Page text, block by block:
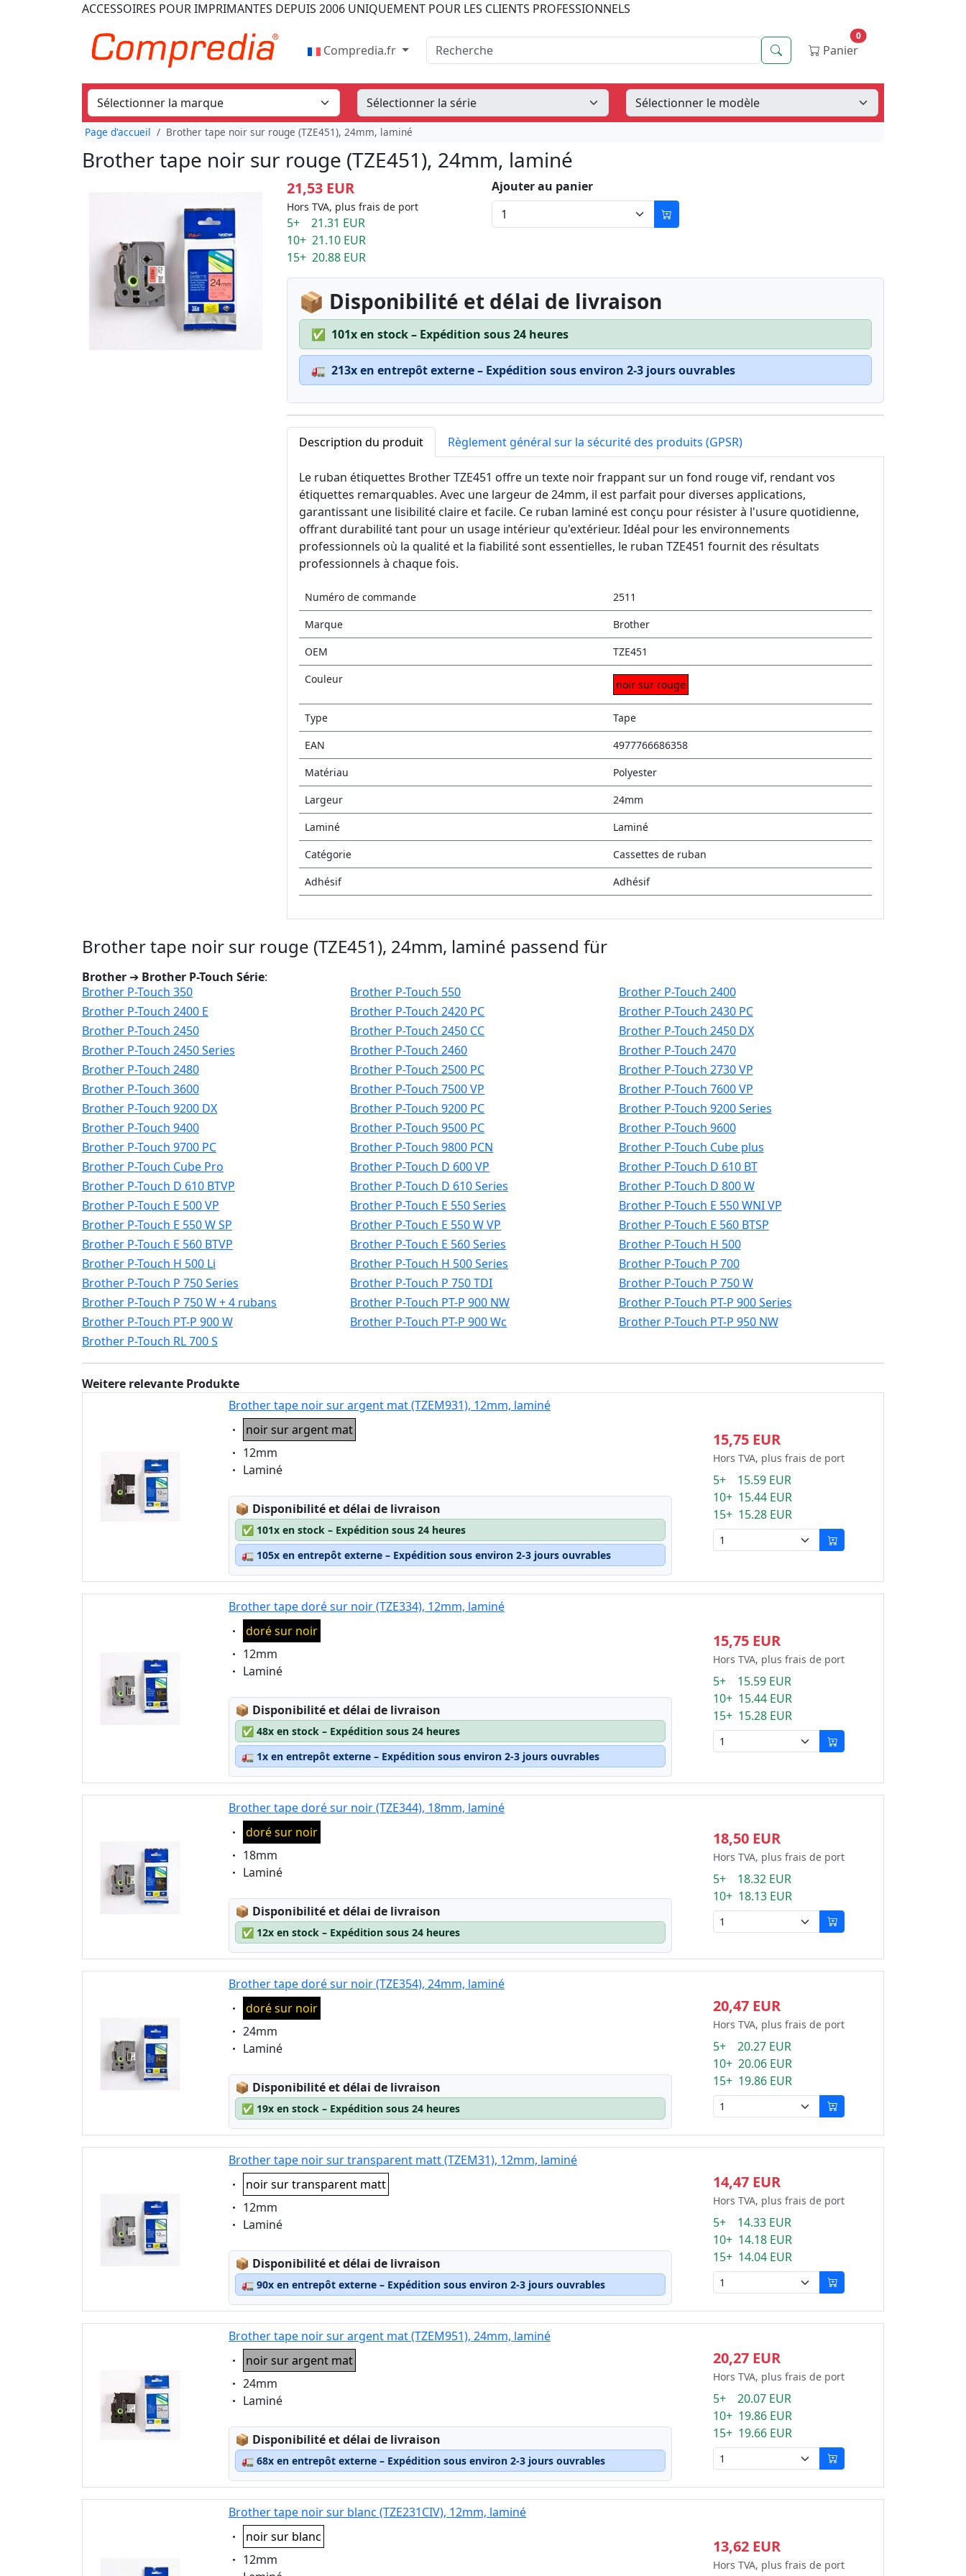
ACCESSOIRES POUR IMPRIMANTES DEPUIS 2006 UNIQUEMENT POUR LES CLIENTS PROFESSIONNELS
Compredia.fr Recherche RecherchePanier
0
Page d'accueil Brother tape noir sur rouge (TZE451), 24mm, laminé
Brother tape noir sur rouge (TZE451), 24mm, laminé
21,53 EUR
Hors TVA, plus frais de port
5+ 21.31 EUR
10+ 21.10 EUR
15+ 20.88 EUR
Ajouter au panier
📦 Disponibilité et délai de livraison
✅ 101x en stock – Expédition sous 24 heures
🚛 213x en entrepôt externe – Expédition sous environ 2-3 jours ouvrables
Description du produit Règlement général sur la sécurité des produits (GPSR)
Le ruban étiquettes Brother TZE451 offre un texte noir frappant sur un fond rouge vif, rendant vos
étiquettes remarquables. Avec une largeur de 24mm, il est parfait pour diverses applications,
garantissant une lisibilité claire et facile. Ce ruban laminé est conçu pour résister à l'usure quotidienne,
offrant durabilité tant pour un usage intérieur qu'extérieur. Idéal pour les environnements
professionnels où la qualité et la fiabilité sont essentielles, le ruban TZE451 fournit des résultats
professionnels à chaque fois.
Numéro de commande
2511
Marque
Brother
OEM
TZE451
Couleur
noir sur rouge
Type
Tape
EAN
4977766686358
Matériau
Polyester
Largeur
24mm
Laminé
Laminé
Catégorie
Cassettes de ruban
Adhésif
Adhésif
Brother tape noir sur rouge (TZE451), 24mm, laminé passend für
Brother ➔ Brother P-Touch Série:
Brother P-Touch 350
Brother P-Touch 550
Brother P-Touch 2400
Brother P-Touch 2400 E
Brother P-Touch 2420 PC
Brother P-Touch 2430 PC
Brother P-Touch 2450
Brother P-Touch 2450 CC
Brother P-Touch 2450 DX
Brother P-Touch 2450 Series
Brother P-Touch 2460
Brother P-Touch 2470
Brother P-Touch 2480
Brother P-Touch 2500 PC
Brother P-Touch 2730 VP
Brother P-Touch 3600
Brother P-Touch 7500 VP
Brother P-Touch 7600 VP
Brother P-Touch 9200 DX
Brother P-Touch 9200 PC
Brother P-Touch 9200 Series
Brother P-Touch 9400
Brother P-Touch 9500 PC
Brother P-Touch 9600
Brother P-Touch 9700 PC
Brother P-Touch 9800 PCN
Brother P-Touch Cube plus
Brother P-Touch Cube Pro
Brother P-Touch D 600 VP
Brother P-Touch D 610 BT
Brother P-Touch D 610 BTVP
Brother P-Touch D 610 Series
Brother P-Touch D 800 W
Brother P-Touch E 500 VP
Brother P-Touch E 550 Series
Brother P-Touch E 550 WNI VP
Brother P-Touch E 550 W SP
Brother P-Touch E 550 W VP
Brother P-Touch E 560 BTSP
Brother P-Touch E 560 BTVP
Brother P-Touch E 560 Series
Brother P-Touch H 500
Brother P-Touch H 500 Li
Brother P-Touch H 500 Series
Brother P-Touch P 700
Brother P-Touch P 750 Series
Brother P-Touch P 750 TDI
Brother P-Touch P 750 W
Brother P-Touch P 750 W + 4 rubans
Brother P-Touch PT-P 900 NW
Brother P-Touch PT-P 900 Series
Brother P-Touch PT-P 900 W
Brother P-Touch PT-P 900 Wc
Brother P-Touch PT-P 950 NW
Brother P-Touch RL 700 S
Weitere relevante Produkte
Brother tape noir sur argent mat (TZEM931), 12mm, laminé
Eigenschaft:
noir sur argent mat
Eigenschaft:
12mm
Eigenschaft:
Laminé
📦 Lagerstatus:
Disponibilité et délai de livraison
✅ 101x en stock – Expédition sous 24 heures
🚛 105x en entrepôt externe – Expédition sous environ 2-3 jours ouvrables
15,75 EUR
Hors TVA, plus frais de port
5+ 15.59 EUR
10+ 15.44 EUR
15+ 15.28 EUR
Brother tape doré sur noir (TZE334), 12mm, laminé
Eigenschaft:
doré sur noir
Eigenschaft:
12mm
Eigenschaft:
Laminé
📦 Lagerstatus:
Disponibilité et délai de livraison
✅ 48x en stock – Expédition sous 24 heures
🚛 1x en entrepôt externe – Expédition sous environ 2-3 jours ouvrables
15,75 EUR
Hors TVA, plus frais de port
5+ 15.59 EUR
10+ 15.44 EUR
15+ 15.28 EUR
Brother tape doré sur noir (TZE344), 18mm, laminé
Eigenschaft:
doré sur noir
Eigenschaft:
18mm
Eigenschaft:
Laminé
📦 Lagerstatus:
Disponibilité et délai de livraison
✅ 12x en stock – Expédition sous 24 heures
18,50 EUR
Hors TVA, plus frais de port
5+ 18.32 EUR
10+ 18.13 EUR
Brother tape doré sur noir (TZE354), 24mm, laminé
Eigenschaft:
doré sur noir
Eigenschaft:
24mm
Eigenschaft:
Laminé
📦 Lagerstatus:
Disponibilité et délai de livraison
✅ 19x en stock – Expédition sous 24 heures
20,47 EUR
Hors TVA, plus frais de port
5+ 20.27 EUR
10+ 20.06 EUR
15+ 19.86 EUR
Brother tape noir sur transparent matt (TZEM31), 12mm, laminé
Eigenschaft:
noir sur transparent matt
Eigenschaft:
12mm
Eigenschaft:
Laminé
📦 Lagerstatus:
Disponibilité et délai de livraison
🚛 90x en entrepôt externe – Expédition sous environ 2-3 jours ouvrables
14,47 EUR
Hors TVA, plus frais de port
5+ 14.33 EUR
10+ 14.18 EUR
15+ 14.04 EUR
Brother tape noir sur argent mat (TZEM951), 24mm, laminé
Eigenschaft:
noir sur argent mat
Eigenschaft:
24mm
Eigenschaft:
Laminé
📦 Lagerstatus:
Disponibilité et délai de livraison
🚛 68x en entrepôt externe – Expédition sous environ 2-3 jours ouvrables
20,27 EUR
Hors TVA, plus frais de port
5+ 20.07 EUR
10+ 19.86 EUR
15+ 19.66 EUR
Brother tape noir sur blanc (TZE231CIV), 12mm, laminé
Eigenschaft:
noir sur blanc
Eigenschaft:
12mm
13,62 EUR
Hors TVA, plus frais de port